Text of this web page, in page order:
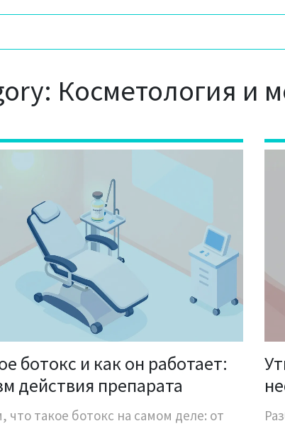
Косметология и
ботокс и как он работает:
действия препарата
что такое ботокс на самом деле: от